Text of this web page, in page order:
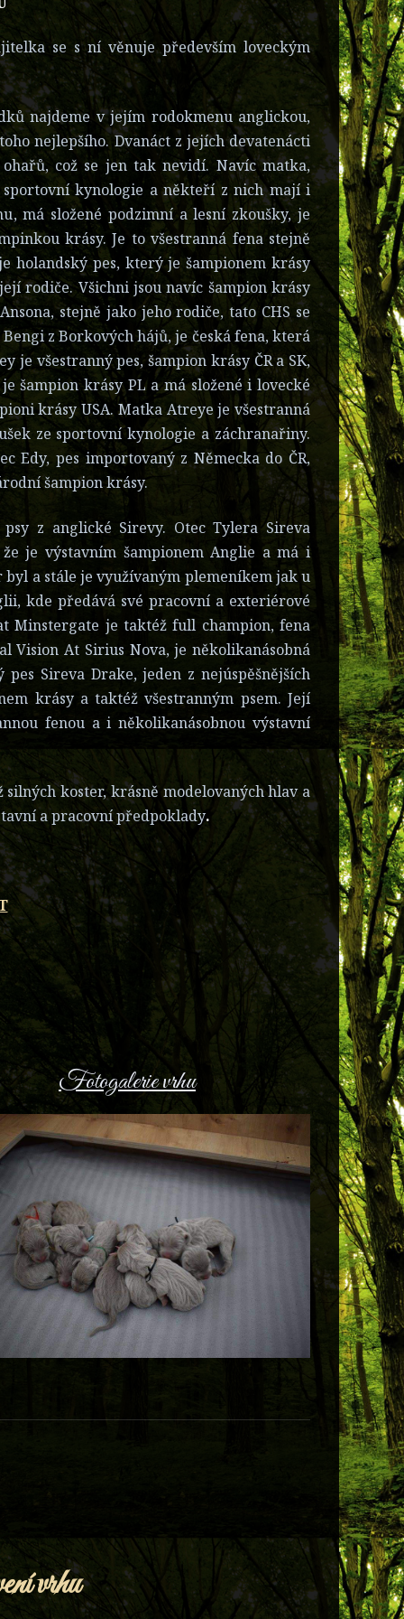
se s ní věnuje především loveckým
najdeme v jejím rodokmenu anglickou,
nejlepšího. Dvanáct z jejích devatenácti
což se jen tak nevidí. Navíc matka,
sportovní kynologie a někteří z nich mají i
má složené podzimní a lesní zkoušky, je
krásy. Je to všestranná fena stejně
holandský pes, který je šampionem krásy
rodiče. Všichni jsou navíc šampion krásy
stejně jako jeho rodiče, tato CHS se
z Borkových hájů, je česká fena, která
je všestranný pes, šampion krásy ČR a SK,
šampion krásy PL a má složené i lovecké
krásy USA. Matka Atreye je všestranná
ze sportovní kynologie a záchranařiny.
Edy, pes importovaný z Německa do ČR,
šampion krásy.
z anglické Sirevy. Otec Tylera Sireva
je výstavním šampionem Anglie a má i
byl a stále je využívaným plemeníkem jak u
kde předává své pracovní a exteriérové
Minstergate je taktéž full champion, fena
Vision At Sirius Nova, je několikanásobná
Sireva Drake, jeden z nejúspěšnějších
krásy a taktéž všestranným psem. Její
fenou a i několikanásobnou výstavní
koster, krásně modelovaných hlav a
a pracovní předpoklady.
Fotogalerie vrhu
vrhu